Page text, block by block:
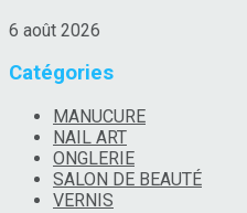
6 août 2026
Catégories
MANUCURE
NAIL ART
ONGLERIE
SALON DE BEAUTÉ
VERNIS